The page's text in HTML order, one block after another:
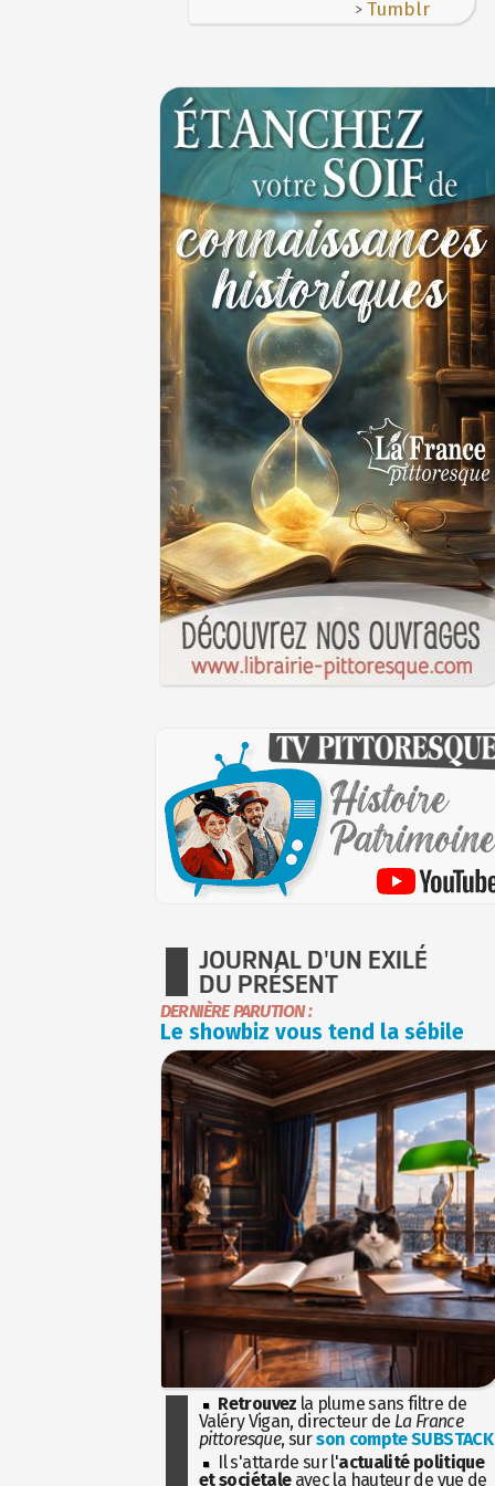
JOURNAL D'UN EXILÉ
DU PRÉSENT
DERNIÈRE PARUTION :
Le showbiz vous tend la sébile
Retrouvez la plume sans filtre de
Valéry Vigan, directeur de La France
pittoresque, surson compte SUBSTACK
Il s'attarde sur l'actualité politique
et sociétaleavec la hauteur de vue de
>Tumblr